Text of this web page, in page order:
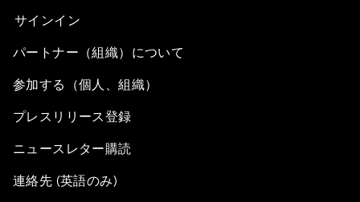
サインイン
パートナー（組織）について
参加する（個人、組織）
プレスリリース登録
ニュースレター購読
連絡先 (英語のみ)